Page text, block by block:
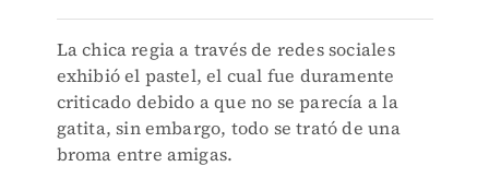
La chica regia a través de redes sociales
exhibió el pastel, el cual fue duramente
criticado debido a que no se parecía a la
gatita, sin embargo, todo se trató de una
broma entre amigas.